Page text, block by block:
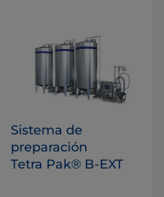
Sistema de
preparación
Tetra Pak® B-EXT